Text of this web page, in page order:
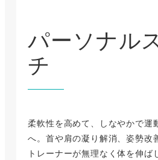
パーソナル
チ
柔軟性を高めて、しなやかで運
へ。首や肩の凝り解消、姿勢改
トレーナーが無理なく体を伸ば